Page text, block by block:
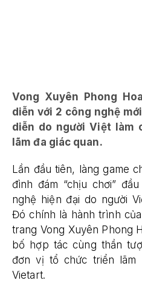
Vong Xuyên Phong
diễn với 2 công nghệ
diễn do người Việt làm
lãm đa giác quan.
Lần đầu tiên, làng game
đình đám “chịu chơi”
nghệ hiện đại do người
Đó chính là hành trình
trang Vong Xuyên Phong
bố hợp tác cùng thần
đơn vị tổ chức triển lãm
Vietart.